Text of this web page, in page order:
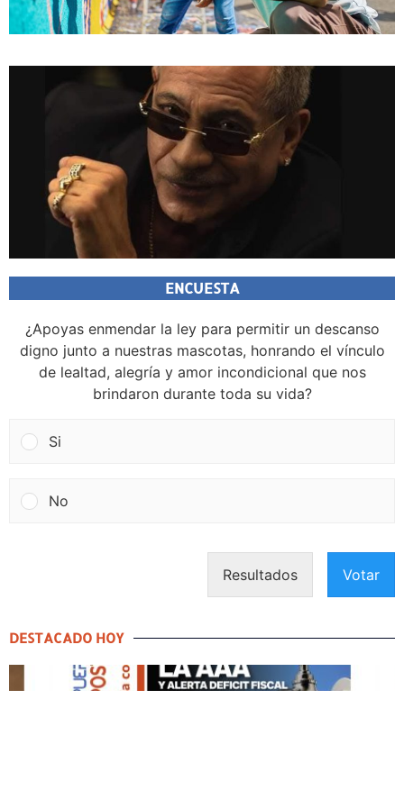
ENCUESTA
¿Apoyas enmendar la ley para permitir un descanso
digno junto a nuestras mascotas, honrando el vínculo
de lealtad, alegría y amor incondicional que nos
brindaron durante toda su vida?
Si
No
Resultados Votar
DESTACADO HOY